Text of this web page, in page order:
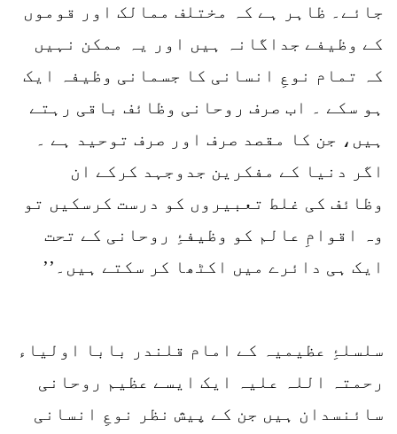
جائے۔ ظاہر ہے کہ مختلف ممالک اور قوموں
کے وظیفے جداگانہ ہیں اور یہ ممکن نہیں
کہ تمام نوعِ انسانی کا جسمانی وظیفہ ایک
ہو سکے ۔ اب صرف روحانی وظائف باقی رہتے
ہیں، جن کا مقصد صرف اور صرف توحید ہے ۔
اگر دنیا کے مفکرین جدوجہد کرکے ان
وظائف کی غلط تعبیروں کو درست کرسکیں تو
وہ اقوامِ عالم کو وظیفۂِ روحانی کے تحت
ایک ہی دائرے میں اکٹھا کر سکتے ہیں۔’’
سلسلۂِ عظیمیہ کے امام قلندر بابا اولیاء
رحمتہ اللہ علیہ ایک ایسے عظیم روحانی
سائنسدان ہیں جن کے پیش نظر نوعِ انسانی